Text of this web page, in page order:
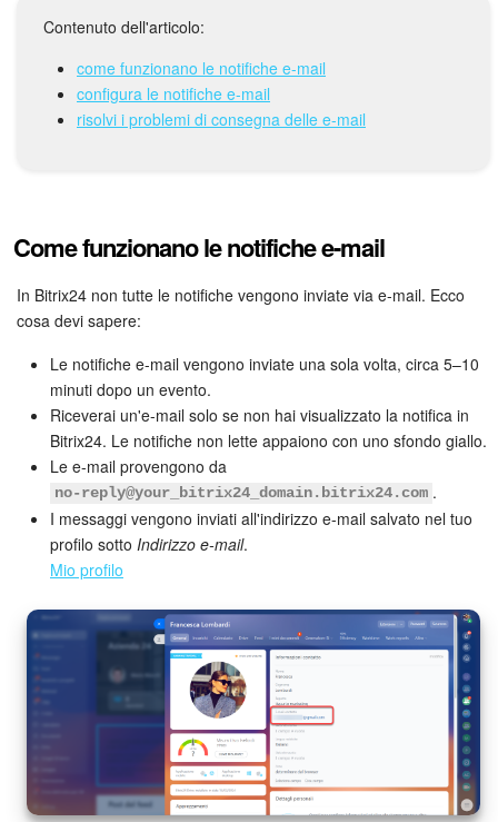
Messenger
Bitrix24 Drive
Webmail
Gruppi di lavoro
Incarichi e progetti
Progetti IA
CRM
Contact Center
Sales Center
Analisi CRM
Generatore BI
Contenuto dell'articolo:
come funzionano le notifiche e-mail
configura le notifiche e-mail
risolvi i problemi di consegna delle e-mail
Come funzionano le notifiche e-mail
In Bitrix24 non tutte le notifiche vengono inviate via e-mail. Ecco
cosa devi sapere:
Le notifiche e-mail vengono inviate una sola volta, circa 5–10
minuti dopo un evento.
Riceverai un'e-mail solo se non hai visualizzato la notifica in
Bitrix24. Le notifiche non lette appaiono con uno sfondo giallo.
Le e-mail provengono da
no‑reply@your_bitrix24_domain.bitrix24.com .
I messaggi vengono inviati all'indirizzo e-mail salvato nel tuo
profilo sotto Indirizzo e-mail.
Mio profilo